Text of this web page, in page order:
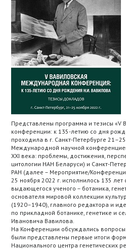
Представлены программа и тезисы «V
конференции: к 135-летию со дня
проходила в г. Санкт-Петербурге
Международной научной
XXI века: проблемы, достижения,
цитологии НАН Беларуси) и Санкт-
РАН (далее – Мероприятие/
25 ноября 2022 г. исполнилось 135
выдающегося ученого – ботаника,
основателя мировой коллекции
(1920–1940), главного редактора и
по прикладной ботанике, генетике и
Ивановича Вавилова.
На Конференции обсуждались
были представлены первые итоги
Национального центра генетических